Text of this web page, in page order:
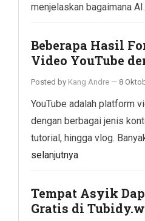
menjelaskan bagaimana
Beberapa Hasil
Video YouTube
Posted by Kang Andre — 8
YouTube adalah platform
dengan berbagai jenis
tutorial, hingga vlog.
selanjutnya
Tempat Asyik
Gratis di